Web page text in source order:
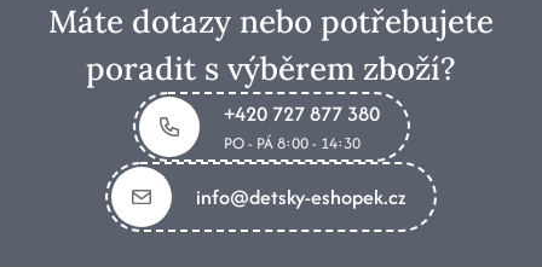
Máte dotazy nebo potřebujete
poradit s výběrem zboží?
+420 727 877 380
PO - PÁ 8:00 - 14:30
info@detsky-eshopek.cz